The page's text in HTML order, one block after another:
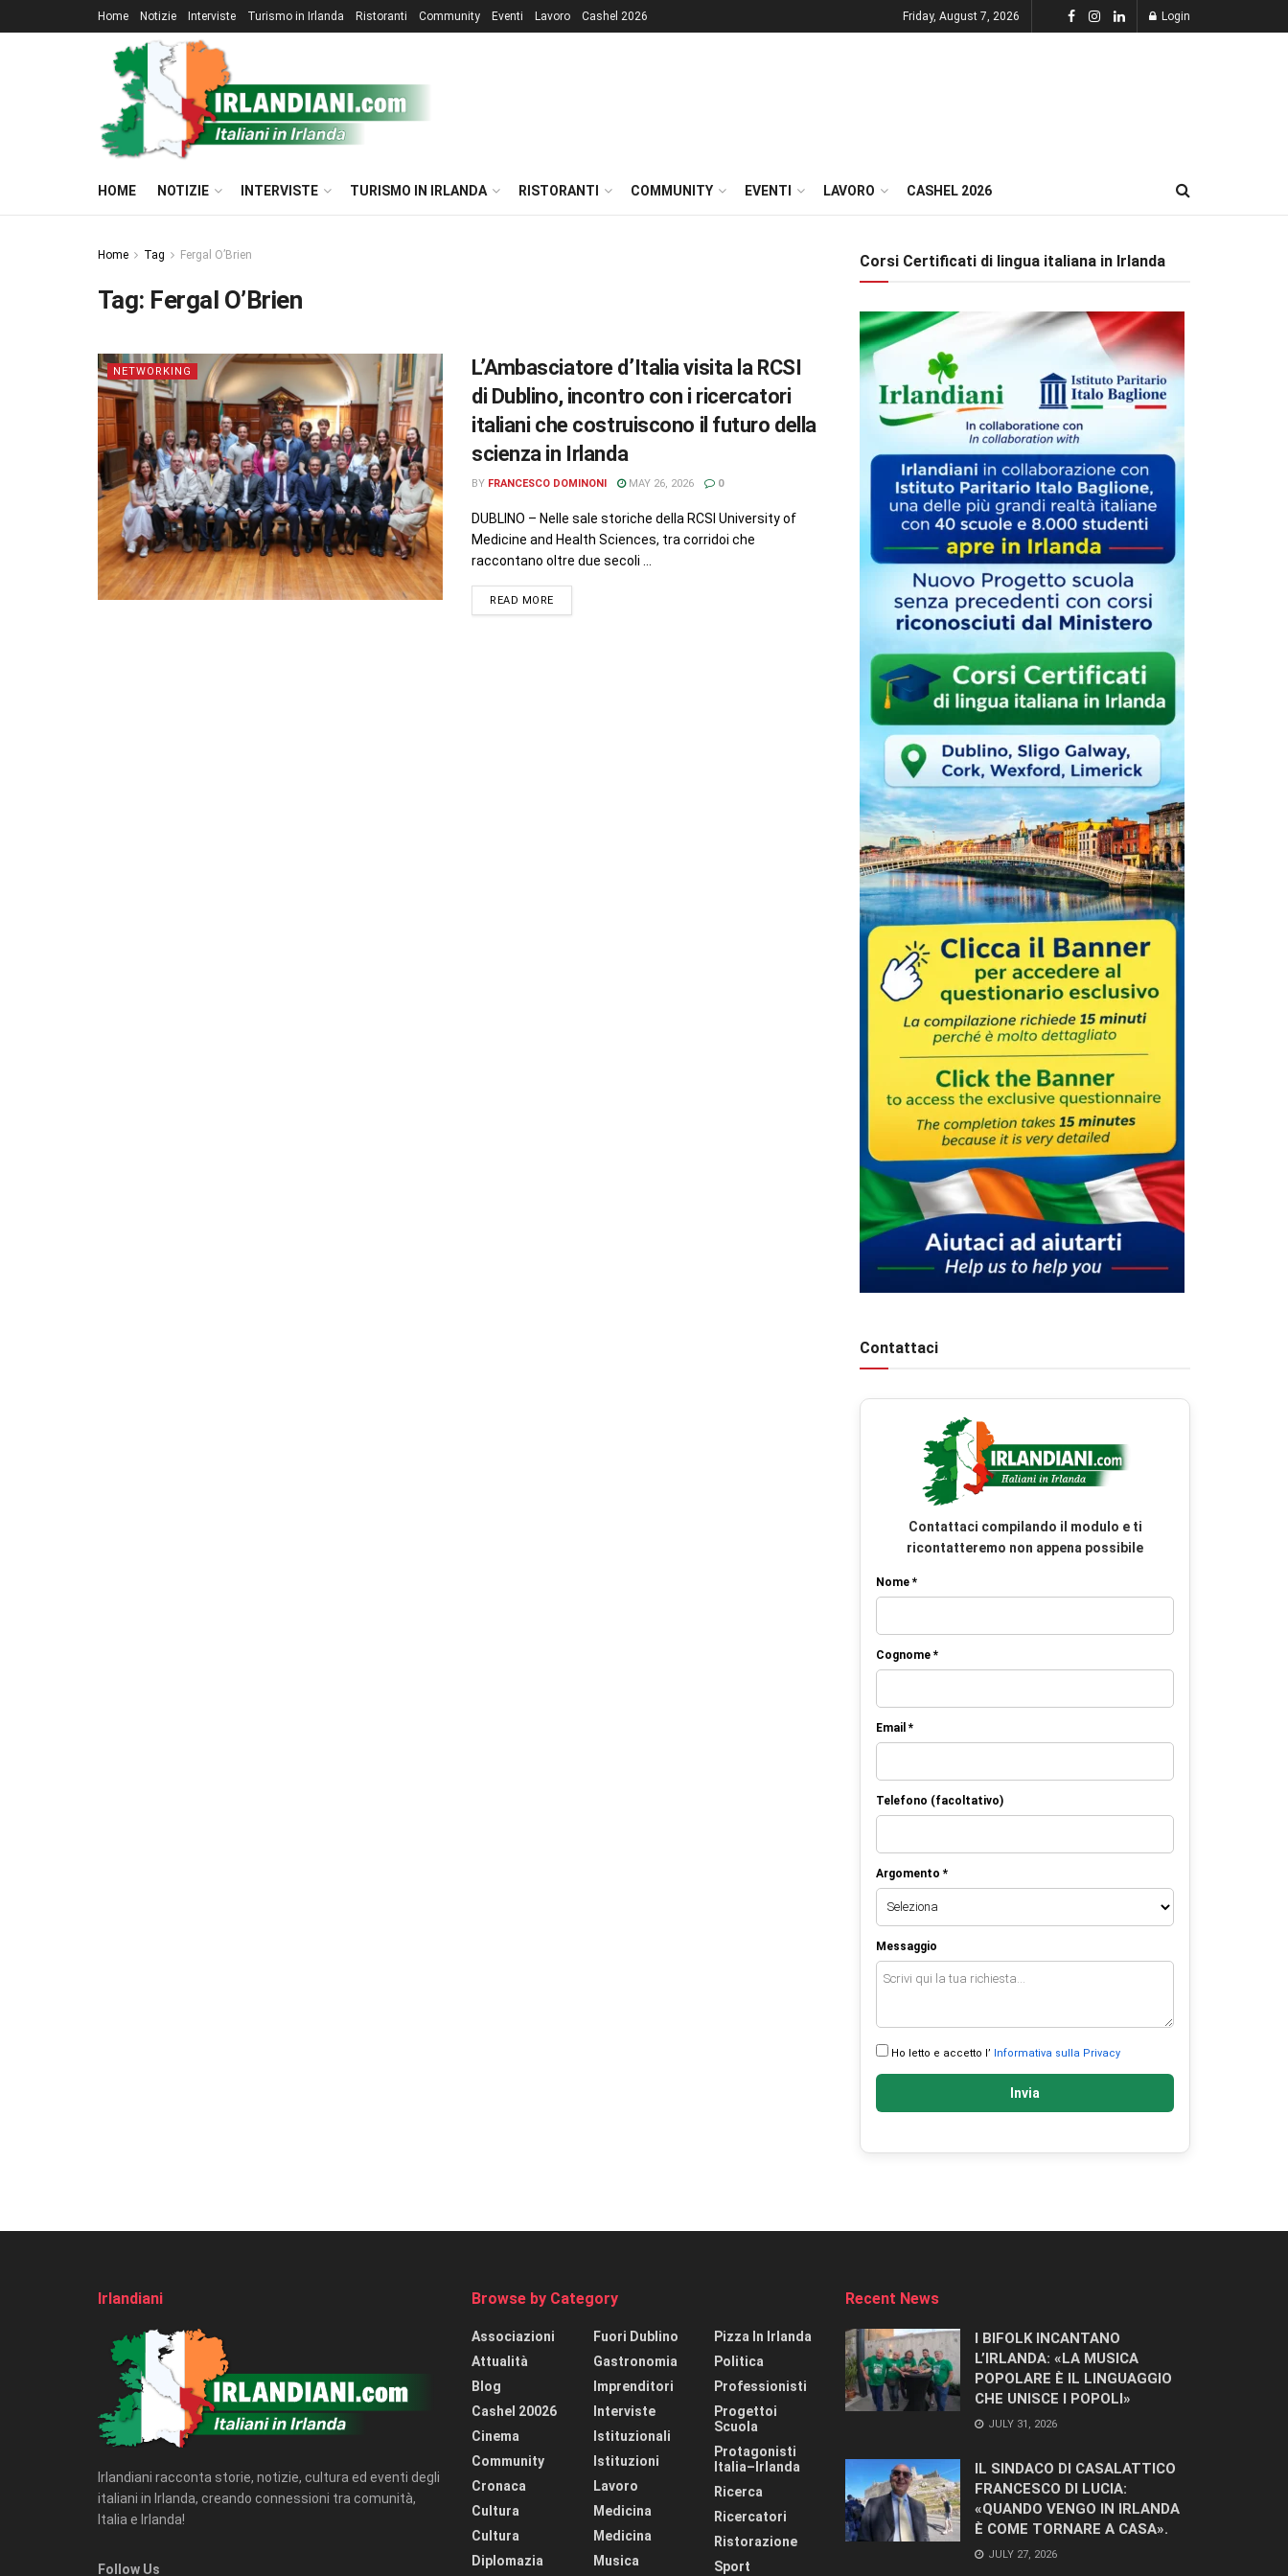
Home Notizie Interviste Turismo in Irlanda Ristoranti Community Eventi Lavoro Cashel 2026 Friday, August 7, 2026 Login
HOME NOTIZIE INTERVISTE TURISMO IN IRLANDA RISTORANTI COMMUNITY EVENTI LAVORO CASHEL 2026
Home Tag Fergal O’Brien
Tag: Fergal O’Brien
NETWORKING
L’Ambasciatore d’Italia visita la RCSI
di Dublino, incontro con i ricercatori
italiani che costruiscono il futuro della
scienza in Irlanda
BY FRANCESCO DOMINONI MAY 26, 2026 0
DUBLINO – Nelle sale storiche della RCSI University of
Medicine and Health Sciences, tra corridoi che
raccontano oltre due secoli ...
READ MORE
Corsi Certificati di lingua italiana in Irlanda
Contattaci
Contattaci compilando il modulo e ti
ricontatteremo non appena possibile
Nome *
Cognome *
Email *
Telefono (facoltativo)
Argomento *
Messaggio
Ho letto e accetto l’ Informativa sulla Privacy
Invia
Irlandiani
Irlandiani racconta storie, notizie, cultura ed eventi degli
italiani in Irlanda, creando connessioni tra comunità,
Italia e Irlanda!
Follow Us
Browse by Category
Associazioni
Attualità
Blog
Cashel 20026
Cinema
Community
Cronaca
Cultura
Cultura
Diplomazia
Fuori Dublino
Gastronomia
Imprenditori
Interviste
Istituzionali
Istituzioni
Lavoro
Medicina
Medicina
Musica
Pizza In Irlanda
Politica
Professionisti
Progettoi
Scuola
Protagonisti
Italia–Irlanda
Ricerca
Ricercatori
Ristorazione
Sport
Recent News
I BIFOLK INCANTANO
L’IRLANDA: «LA MUSICA
POPOLARE È IL LINGUAGGIO
CHE UNISCE I POPOLI»
JULY 31, 2026
IL SINDACO DI CASALATTICO
FRANCESCO DI LUCIA:
«QUANDO VENGO IN IRLANDA
È COME TORNARE A CASA».
JULY 27, 2026